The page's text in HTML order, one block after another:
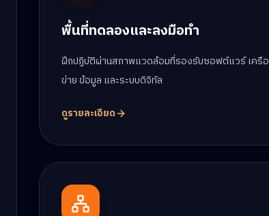
พื้นที่ทดลองและลงมือทำ
ฝึกปฏิบัติผ่านสภาพแวดล้อมที่รองรับซอฟต์แวร์ เครือ
ข่าย ข้อมูล และระบบดิจิทัล
ดูรายละเอียด